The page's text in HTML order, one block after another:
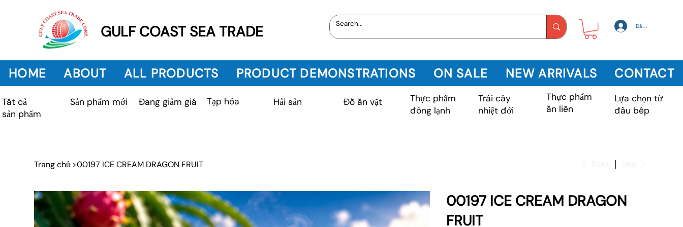
GULF COAST SEA TRADE Đăng nhập
HOME ABOUT ALL PRODUCTS PRODUCT DEMONSTRATIONS ON SALE NEW ARRIVALS CONTACT
Tất cả
sản phẩm
Sản phẩm mới Đang giảm giá Tạp hóa Hải sản Đồ ăn vặt
Thực phẩm
đông lạnh
Trái cây
nhiệt đới
Thực phẩm
ăn liền
Lựa chọn từ
đầu bếp
Trang chủ >00197 ICE CREAM DRAGON FRUIT
00197 ICE CREAM DRAGON
FRUIT